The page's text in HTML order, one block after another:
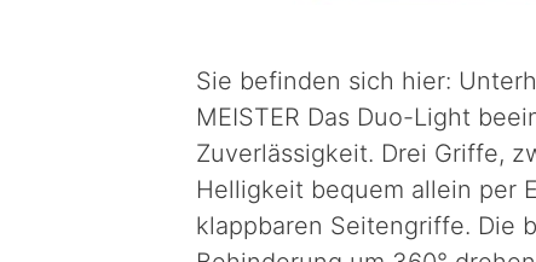
Sie befinden sich hier:
MEISTER Das Duo-Light
Zuverlässigkeit. Drei Griffe,
Helligkeit bequem allein per
klappbaren Seitengriffe. Die